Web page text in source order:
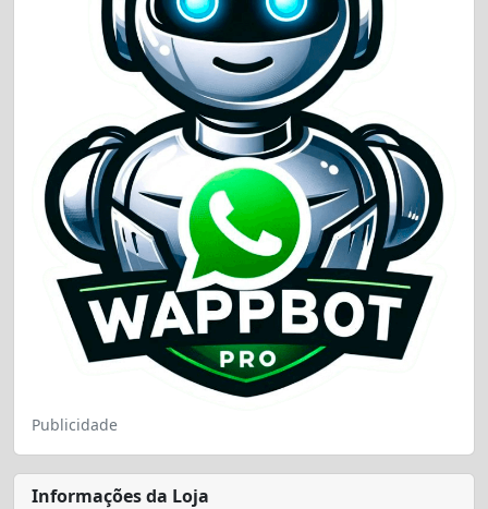
Publicidade
Informações da Loja